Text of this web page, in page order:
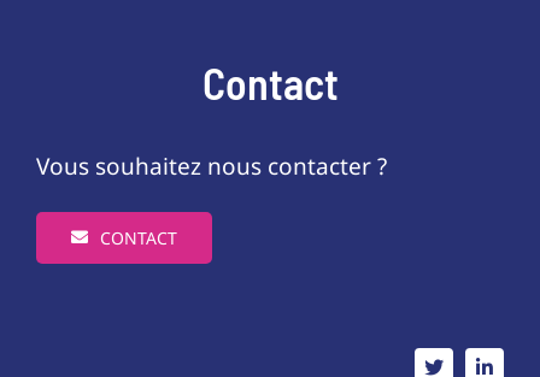
Contact
Vous souhaitez nous contacter ?
CONTACT